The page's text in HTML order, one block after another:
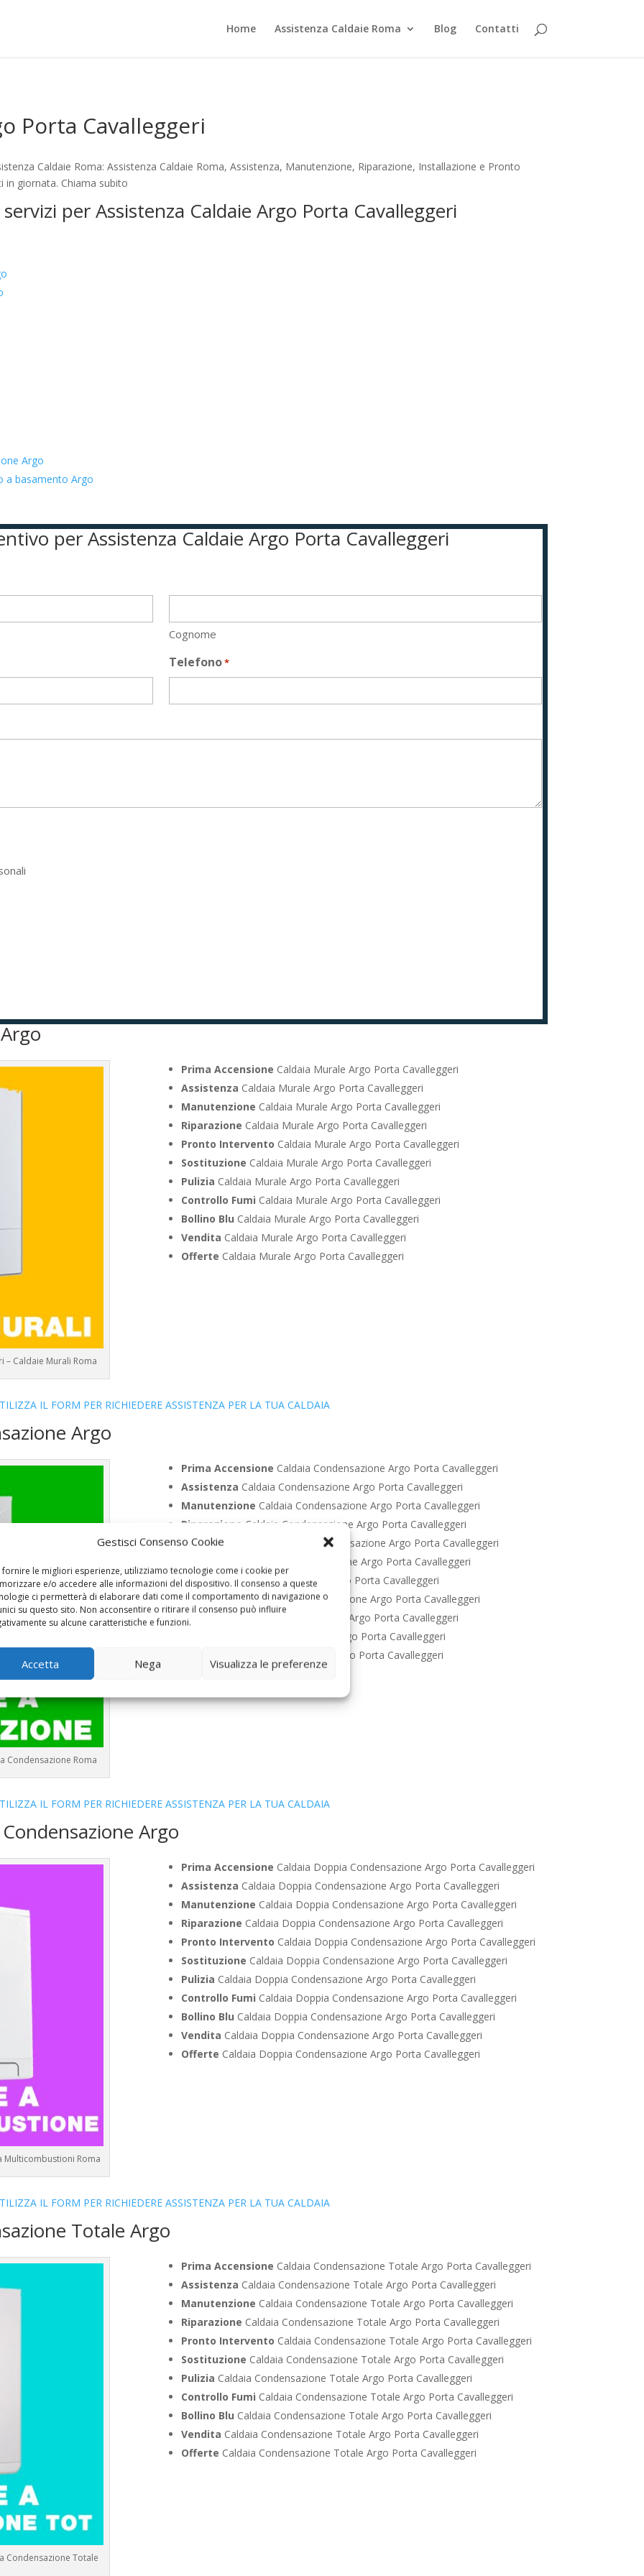
Gestisci Consenso Cookie
fornire le migliori esperienze, utilizziamo tecnologie come i cookie per
e/o accedere alle informazioni del dispositivo. Il consenso a queste
ci permetterà di elaborare dati come il comportamento di navigazione o
su questo sito. Non acconsentire o ritirare il consenso può influire
su alcune caratteristiche e funzioni.
Accetta Nega Visualizza le preferenze
Home Assistenza Caldaie Roma Blog Contatti
Porta Cavalleggeri
Caldaie Roma: Assistenza Caldaie Roma, Assistenza, Manutenzione, Riparazione, Installazione e Pronto
in giornata. Chiama subito
per Assistenza Caldaie Argo Porta Cavalleggeri
Argo
a basamento Argo
per Assistenza Caldaie Argo Porta Cavalleggeri
Cognome
Telefono*
– Caldaie Murali Roma
Prima Accensione Caldaia Murale Argo Porta Cavalleggeri
Assistenza Caldaia Murale Argo Porta Cavalleggeri
Manutenzione Caldaia Murale Argo Porta Cavalleggeri
Riparazione Caldaia Murale Argo Porta Cavalleggeri
Pronto Intervento Caldaia Murale Argo Porta Cavalleggeri
Sostituzione Caldaia Murale Argo Porta Cavalleggeri
Pulizia Caldaia Murale Argo Porta Cavalleggeri
Controllo Fumi Caldaia Murale Argo Porta Cavalleggeri
Bollino Blu Caldaia Murale Argo Porta Cavalleggeri
Vendita Caldaia Murale Argo Porta Cavalleggeri
Offerte Caldaia Murale Argo Porta Cavalleggeri
IL FORM PER RICHIEDERE ASSISTENZA PER LA TUA CALDAIA
Argo
Condensazione Roma
Prima Accensione Caldaia Condensazione Argo Porta Cavalleggeri
Assistenza Caldaia Condensazione Argo Porta Cavalleggeri
Manutenzione Caldaia Condensazione Argo Porta Cavalleggeri
Riparazione Caldaia Condensazione Argo Porta Cavalleggeri
Pronto Intervento
Caldaia Condensazione Argo Porta Cavalleggeri
Caldaia Condensazione Argo Porta Cavalleggeri
PuliziaCaldaia Condensazione Argo Porta Cavalleggeri
Controllo FumiCaldaia Condensazione Argo Porta Cavalleggeri
Bollino BluCaldaia Condensazione Argo Porta Cavalleggeri
Caldaia Condensazione Argo Porta Cavalleggeri
Caldaia Condensazione Argo Porta Cavalleggeri
IL FORM PER RICHIEDERE ASSISTENZA PER LA TUA CALDAIA
Argo
Multicombustioni Roma
Prima Accensione Caldaia Doppia Condensazione Argo Porta Cavalleggeri
Assistenza Caldaia Doppia Condensazione Argo Porta Cavalleggeri
Manutenzione Caldaia Doppia Condensazione Argo Porta Cavalleggeri
Riparazione Caldaia Doppia Condensazione Argo Porta Cavalleggeri
Pronto Intervento Caldaia Doppia Condensazione Argo Porta Cavalleggeri
Sostituzione Caldaia Doppia Condensazione Argo Porta Cavalleggeri
Pulizia Caldaia Doppia Condensazione Argo Porta Cavalleggeri
Controllo Fumi Caldaia Doppia Condensazione Argo Porta Cavalleggeri
Bollino Blu Caldaia Doppia Condensazione Argo Porta Cavalleggeri
Vendita Caldaia Doppia Condensazione Argo Porta Cavalleggeri
Offerte Caldaia Doppia Condensazione Argo Porta Cavalleggeri
IL FORM PER RICHIEDERE ASSISTENZA PER LA TUA CALDAIA
Totale Argo
Condensazione Totale
Prima Accensione Caldaia Condensazione Totale Argo Porta Cavalleggeri
Assistenza Caldaia Condensazione Totale Argo Porta Cavalleggeri
Manutenzione Caldaia Condensazione Totale Argo Porta Cavalleggeri
Riparazione Caldaia Condensazione Totale Argo Porta Cavalleggeri
Pronto Intervento Caldaia Condensazione Totale Argo Porta Cavalleggeri
Sostituzione Caldaia Condensazione Totale Argo Porta Cavalleggeri
Pulizia Caldaia Condensazione Totale Argo Porta Cavalleggeri
Controllo Fumi Caldaia Condensazione Totale Argo Porta Cavalleggeri
Bollino Blu Caldaia Condensazione Totale Argo Porta Cavalleggeri
Vendita Caldaia Condensazione Totale Argo Porta Cavalleggeri
Offerte Caldaia Condensazione Totale Argo Porta Cavalleggeri